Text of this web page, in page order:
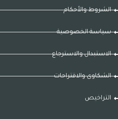
الشروط والأحكام
سياسة الخصوصية
الاستبدال والاسترجاع
الشكاوى والاقتراحات
التراخيص